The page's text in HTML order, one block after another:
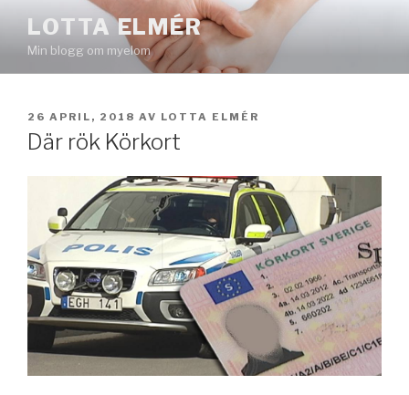
innehåll
LOTTA ELMÉR
Min blogg om myelom
PUBLICERAT
26 APRIL, 2018 AV LOTTA ELMÉR
Där rök Körkort